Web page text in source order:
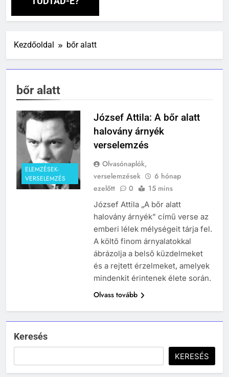
Kezdőoldal bőr alatt
bőr alatt
ELEMZÉSEK-
VERSELEMZÉS
József Attila: A bőr alatt
halovány árnyék
verselemzés
Olvasónaplók,
verselemzések
6 hónap
ezelőtt
0 15 mins
József Attila „A bőr alatt
halovány árnyék” című verse az
emberi lélek mélységeit tárja fel.
A költő finom árnyalatokkal
ábrázolja a belső küzdelmeket
és a rejtett érzelmeket, amelyek
mindenkit érintenek élete során.
Olvass tovább
Keresés
KERESÉS
Kik voltak a három királyok?
243
várak falai mögött?
MIKOR VOLT?
TÖRTÉNELEM ÉRDEKESSÉGEK
244
Mikor volt a római birodalom
bukása, és mi történt utána?
TÖRTÉNELEM ÉRDEKESSÉGEK
Ki volt Zeusz?
KIK VOLTAK?
TÖRTÉNELEM ÉRDEKESSÉGEK
Mikor volt a thermopülai csata?
MIKOR VOLT?
3
Mikor volt a nyugatrómai
Gárdonyi Géza: Az egri csillagok